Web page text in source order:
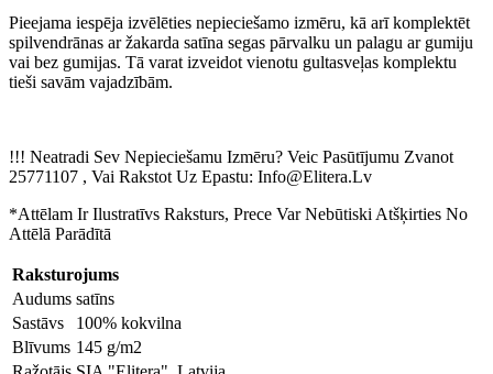
Pieejama iespēja izvēlēties nepieciešamo izmēru, kā arī komplektēt
spilvendrānas ar žakarda satīna segas pārvalku un palagu ar gumiju
vai bez gumijas. Tā varat izveidot vienotu gultasveļas komplektu
tieši savām vajadzībām.
!!! Neatradi Sev Nepieciešamu Izmēru? Veic Pasūtījumu Zvanot
25771107 , Vai Rakstot Uz Epastu: Info@Elitera.Lv
*Attēlam Ir Ilustratīvs Raksturs, Prece Var Nebūtiski Atšķirties No
Attēlā Parādītā
Raksturojums
Audums satīns
Sastāvs
100% kokvilna
Blīvums 145 g/m2